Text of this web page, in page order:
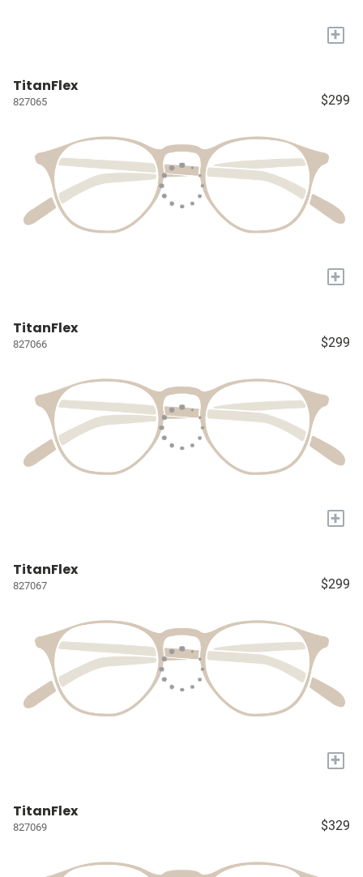
+
TitanFlex
827065 $299
+
TitanFlex
827066 $299
+
TitanFlex
827067 $299
+
TitanFlex
827069 $329